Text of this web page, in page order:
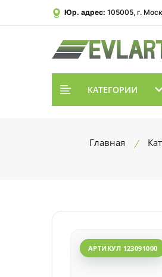
Юр. адрес: 105005, г.
КАТЕГОРИИ
Главная
АРТИКУЛ 123091000